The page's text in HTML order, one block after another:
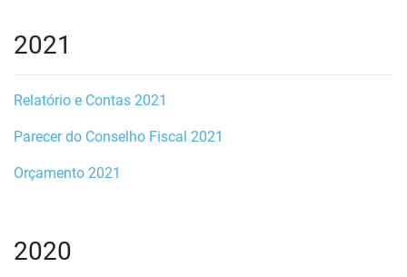
2021
Relatório e Contas 2021
Parecer do Conselho Fiscal 2021
Orçamento 2021
2020